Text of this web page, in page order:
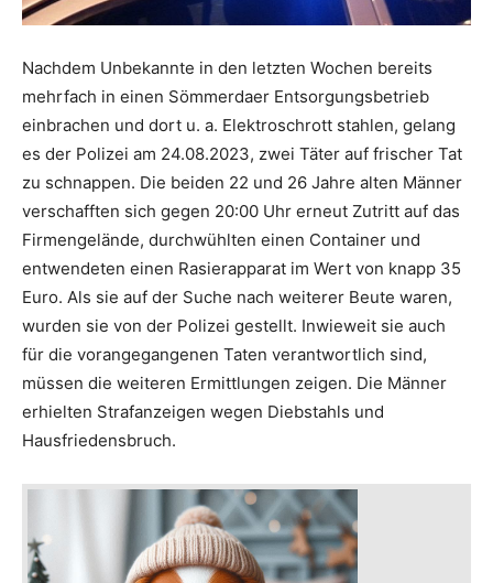
Nachdem Unbekannte in den letzten Wochen bereits
mehrfach in einen Sömmerdaer Entsorgungsbetrieb
einbrachen und dort u. a. Elektroschrott stahlen, gelang
es der Polizei am 24.08.2023, zwei Täter auf frischer Tat
zu schnappen. Die beiden 22 und 26 Jahre alten Männer
verschafften sich gegen 20:00 Uhr erneut Zutritt auf das
Firmengelände, durchwühlten einen Container und
entwendeten einen Rasierapparat im Wert von knapp 35
Euro. Als sie auf der Suche nach weiterer Beute waren,
wurden sie von der Polizei gestellt. Inwieweit sie auch
für die vorangegangenen Taten verantwortlich sind,
müssen die weiteren Ermittlungen zeigen. Die Männer
erhielten Strafanzeigen wegen Diebstahls und
Hausfriedensbruch.